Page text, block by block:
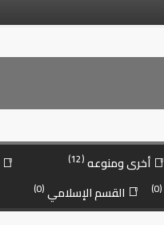
أخرى ومنوعه(12)
(0) القسم الإسلامي(0)